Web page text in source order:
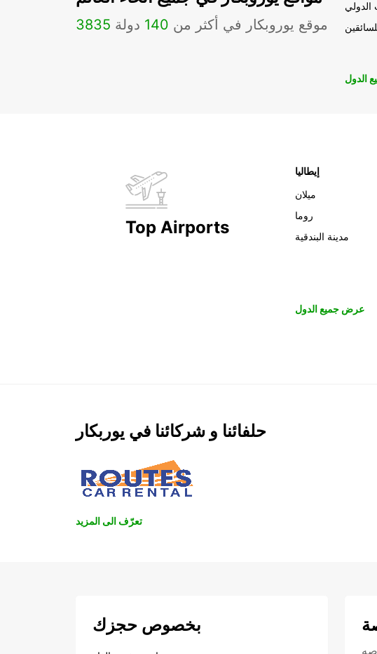
3835 موقع يوروبكار في أكثر من 140 دولة
الدولي
الدول
Top Airports
إيطاليا
ميلان
روما
مدينة البندقية
عرض جميع الدول
حلفائنا و شركائنا في يوربكار
تعرّف الى المزيد
بخصوص حجزك